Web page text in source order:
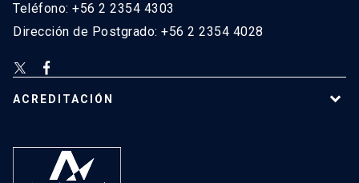
Teléfono: +56 2 2354 4303
Dirección de Postgrado: +56 2 2354 4028
ACREDITACIÓN